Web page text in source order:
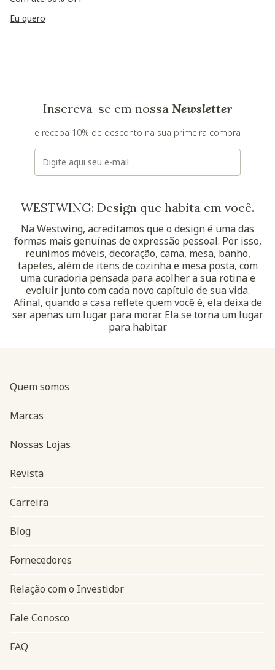
Eu quero
Inscreva-se em nossa Newsletter
e receba 10% de desconto na sua primeira compra
E-mail
WESTWING: Design que habita em você.
Na Westwing, acreditamos que o design é uma das
formas mais genuínas de expressão pessoal. Por isso,
reunimos móveis, decoração, cama, mesa, banho,
tapetes, além de itens de cozinha e mesa posta, com
uma curadoria pensada para acolher a sua rotina e
evoluir junto com cada novo capítulo de sua vida.
Afinal, quando a casa reflete quem você é, ela deixa de
ser apenas um lugar para morar. Ela se torna um lugar
para habitar.
Navegação do rodapé
Quem somos
Marcas
Nossas Lojas
Revista
Carreira
Blog
Fornecedores
Relação com o Investidor
Fale Conosco
FAQ